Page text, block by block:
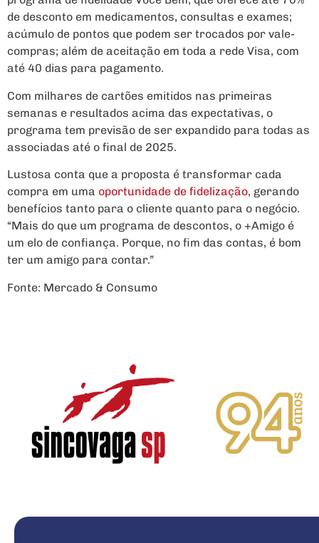
de desconto em medicamentos, consultas e exames;
acúmulo de pontos que podem ser trocados por vale-
compras; além de aceitação em toda a rede Visa, com
até 40 dias para pagamento.
Com milhares de cartões emitidos nas primeiras
semanas e resultados acima das expectativas, o
programa tem previsão de ser expandido para todas as
associadas até o final de 2025.
Lustosa conta que a proposta é transformar cada
compra em uma oportunidade de fidelização, gerando
benefícios tanto para o cliente quanto para o negócio.
“Mais do que um programa de descontos, o +Amigo é
um elo de confiança. Porque, no fim das contas, é bom
ter um amigo para contar.”
Fonte: Mercado & Consumo